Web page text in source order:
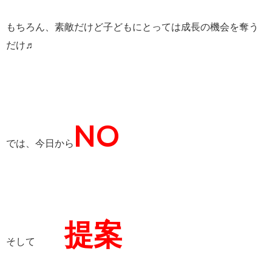
もちろん、素敵だけど子どもにとっては成長の機会を奪う
だけ♬
では、今日から NO
そして 提案